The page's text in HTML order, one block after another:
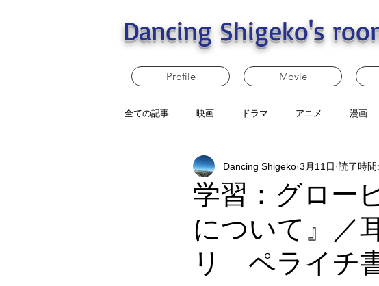
Dancing Shigeko's
Profile Movie
全ての記事 映画 ドラマ アニメ 漫画
学習：グロー
について』／
リ ペライチ
Dancing Shigeko 3月11日 読了時